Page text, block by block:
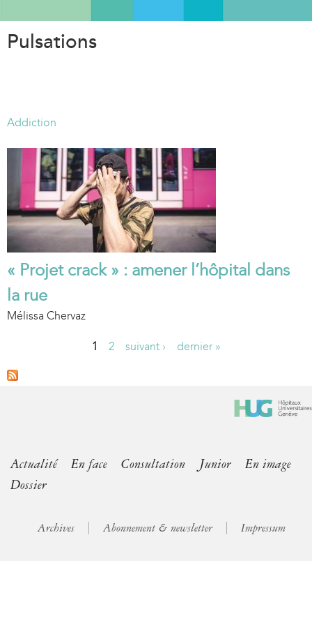
Pulsations
Addiction
« Projet crack » : amener l’hôpital dans
la rue
Mélissa Chervaz
P
s
1 2 suivant › dernier »
Actualité En face Consultation Junior
En image
Dossier
Archives Abonnement & newsletter Impressum